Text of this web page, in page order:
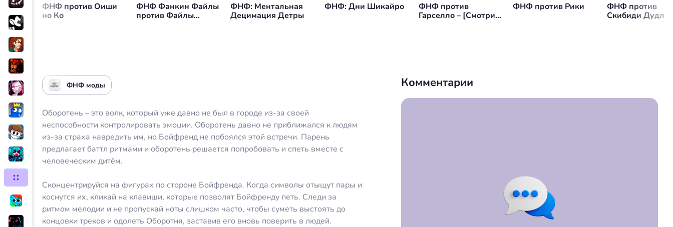
ФНФ против Оиши
но Ко
ФНФ Фанкин Файлы
против Файлы
ФНФ: Ментальная
Децимация Детры
ФНФ: Дни Шикайро
ФНФ против
Гарселло – [Смотрим
ФНФ против Рики
ФНФ против
Скибиди Дудл
ФНФ моды
Оборотень – это волк, который уже давно не был в городе из-за своей
неспособности контролировать эмоции. Оборотень давно не приближался к людям
из-за страха навредить им, но Бойфренд не побоялся этой встречи. Парень
предлагает баттл ритмами и оборотень решается попробовать и спеть вместе с
человеческим дитём.
Сконцентрируйся на фигурах по стороне Бойфренда. Когда символы отыщут пары и
коснутся их, кликай на клавиши, которые позволят Бойфренду петь. Следи за
ритмом мелодии и не пропускай ноты слишком часто, чтобы суметь выстоять до
концовки треков и одолеть Оборотня, заставив его вновь поверить в людей.
Комментарии